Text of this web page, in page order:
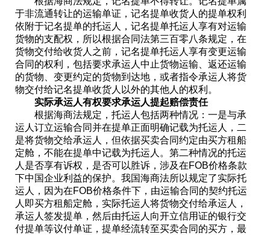
于非流通转让的运输单证，记名提单收货人的提单权利
依附于记名提单的托运人，记名提单托运人享有对运输
货物的支配权，所以根据合同法第三百零八条规定，在
货物交付给收货人之前，记名提单托运人享有变更运输
合同的权利，包括要求承运人中止货物运输、返还运输
的货物、变更约定的货物到达地，或者指令承运人将货
物交付给记名提单收货人以外的其他人的权利。
实际承运人有权要求承运人提起赔偿责任
根据海商法规定，托运人包括两种情况：一是与承
运人订立运输合同并在提单正面明确记载为托运人，二
是将货物交给承运人，但依据买卖合同约定由买方租船
定舱，不能在提单中记载为托运人。第二种情况的托运
人是否享有诉权，是否可以胜诉，涉及在FOB价格条款
下中国企业利益的保护。我国海商法所以规定了实际托
运人，因为在FOB价格条件下，由运输合同的契约托运
人即买方租船定舱，实际托运人将货物交付给承运人，
承运人签发提单，然后由托运人向开立信用证的银行交
付提单等议付单证，提单经流转至买卖合同的买方，最